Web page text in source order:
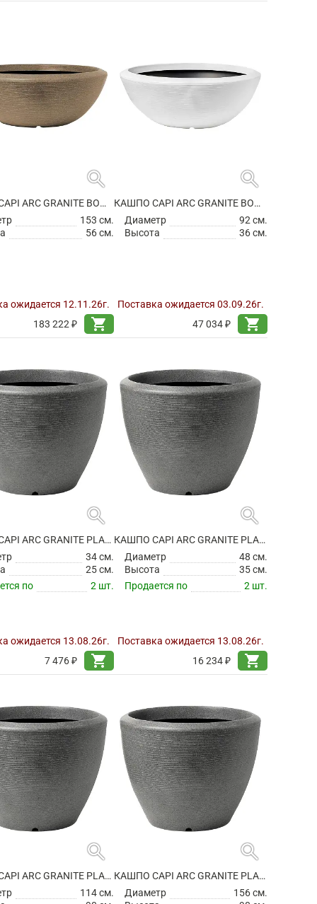
search
КАШПО CAPI ARC GRANITE BOWL LOW WARM TAUPE
153 см.
56 см.
ожидается 12.11.26г.
183 222 ₽
shopping_cart
search
КАШПО CAPI ARC GRANITE BOWL LOW WHITE
Диаметр
92 см.
Высота
36 см.
Поставка ожидается 03.09.26г.
47 034 ₽
shopping_cart
search
КАШПО CAPI ARC GRANITE PLANTER BALL ANTHRACITE
34 см.
25 см.
по
2 шт.
ожидается 13.08.26г.
7 476 ₽
shopping_cart
search
КАШПО CAPI ARC GRANITE PLANTER BALL ANTHRACITE
Диаметр
48 см.
Высота
35 см.
Продается по
2 шт.
Поставка ожидается 13.08.26г.
16 234 ₽
shopping_cart
search
КАШПО CAPI ARC GRANITE PLANTER BALL ANTHRACITE
114 см.
search
КАШПО CAPI ARC GRANITE PLANTER BALL ANTHRACITE
Диаметр
156 см.